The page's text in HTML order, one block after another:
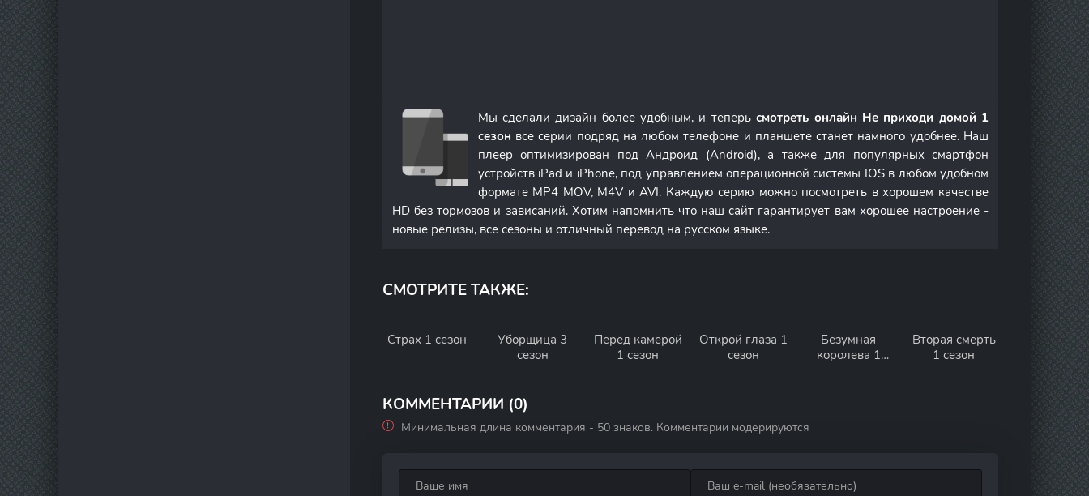
Мы сделали дизайн более удобным, и теперьсмотреть онлайн Не приходи домой 1
сезон все серии подряд на любом телефоне и планшете станет намного удобнее. Наш
плеер оптимизирован под Андроид (Android), а также для популярных смартфон
устройств iPad и iPhone, под управлением операционной системы IOS в любом удобном
формате MP4 MOV, M4V и AVI. Каждую серию можно посмотреть в хорошем качестве
HD без тормозов и зависаний. Хотим напомнить что наш сайт гарантирует вам хорошее настроение -
новые релизы, все сезоны и отличный перевод на русском языке.
СМОТРИТЕ ТАКЖЕ:
Страх 1 сезон
Уборщица 3
сезон
Перед камерой
1 сезон
Открой глаза 1
сезон
Безумная
королева 1
Вторая смерть
1 сезон
КОММЕНТАРИИ (0)
Минимальная длина комментария - 50 знаков. Комментарии модерируются